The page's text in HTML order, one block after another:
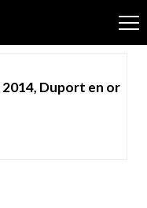
2014, Duport en or